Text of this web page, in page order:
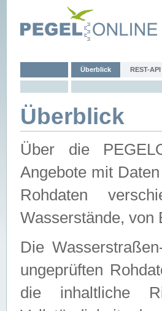
Überblick REST-API
Überblick
Über die
Angebote mit
Rohdaten
Wasserstände, von
Die
ungeprüften
die inhaltliche